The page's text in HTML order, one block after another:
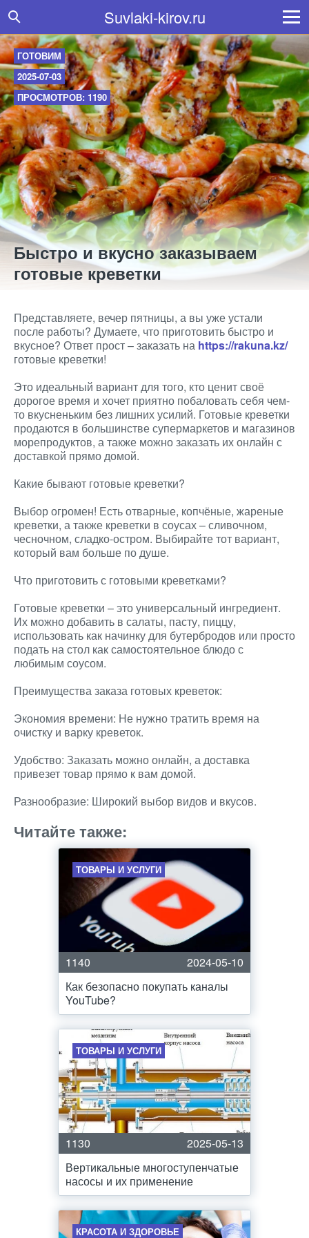
Suvlaki-kirov.ru
ГОТОВИМ
2025-07-03
ПРОСМОТРОВ: 1190
Быстро и вкусно заказываем
готовые креветки
Представляете, вечер пятницы, а вы уже устали
после работы? Думаете, что приготовить быстро и
вкусное? Ответ прост – заказать на https://rakuna.kz/
готовые креветки!
Это идеальный вариант для того, кто ценит своё
дорогое время и хочет приятно побаловать себя чем-
то вкусненьким без лишних усилий. Готовые креветки
продаются в большинстве супермаркетов и магазинов
морепродуктов, а также можно заказать их онлайн с
доставкой прямо домой.
Какие бывают готовые креветки?
Выбор огромен! Есть отварные, копчёные, жареные
креветки, а также креветки в соусах – сливочном,
чесночном, сладко-остром. Выбирайте тот вариант,
который вам больше по душе.
Что приготовить с готовыми креветками?
Готовые креветки – это универсальный ингредиент.
Их можно добавить в салаты, пасту, пиццу,
использовать как начинку для бутербродов или просто
подать на стол как самостоятельное блюдо с
любимым соусом.
Преимущества заказа готовых креветок:
Экономия времени: Не нужно тратить время на
очистку и варку креветок.
Удобство: Заказать можно онлайн, а доставка
привезет товар прямо к вам домой.
Разнообразие: Широкий выбор видов и вкусов.
Читайте также:
ТОВАРЫ И УСЛУГИ
1140
2024-05-10
Как безопасно покупать каналы
YouTube?
ТОВАРЫ И УСЛУГИ
1130
2025-05-13
Вертикальные многоступенчатые
насосы и их применение
КРАСОТА И ЗДОРОВЬЕ